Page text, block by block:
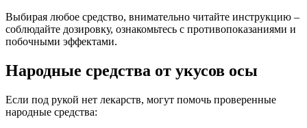
Выбирая любое средство, внимательно читайте инструкцию –
соблюдайте дозировку, ознакомьтесь с противопоказаниями и
побочными эффектами.
Народные средства от укусов осы
Если под рукой нет лекарств, могут помочь проверенные
народные средства: